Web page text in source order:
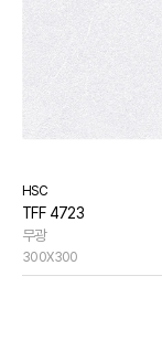
HSC
TFF 4723
무광
300X300